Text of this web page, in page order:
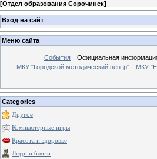
[Отдел образования Сорочинск]
Вход на сайт
Меню сайта
События Официальная
МКУ "Городской методический центр"
МКУ
Categories
Другое
Компьютерные игры
Красота и здоровье
Люди и блоги